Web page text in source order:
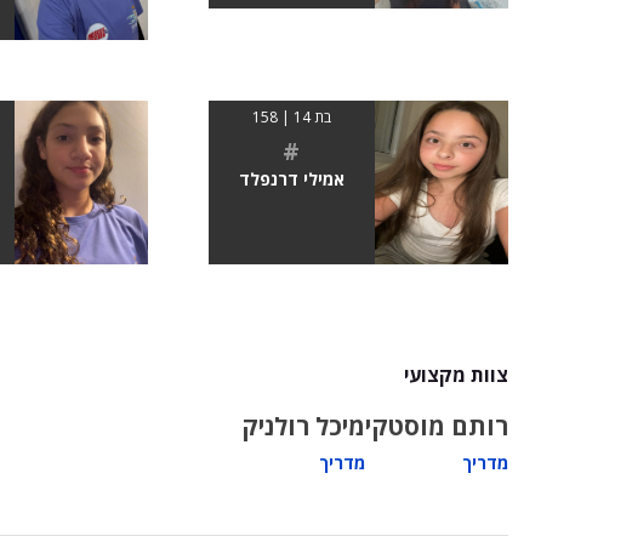
בת 14 | 158
#
אמילי דרנפלד
צוות מקצועי
רותם מוסטקי
מדריך
מיכל רולניק
מדריך